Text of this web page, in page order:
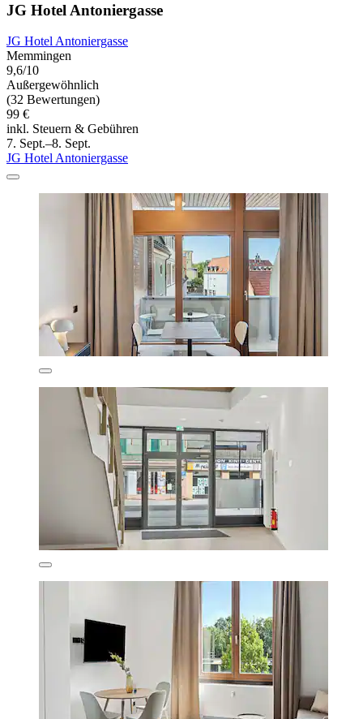
JG Hotel Antoniergasse
JG Hotel Antoniergasse
Memmingen
9,6/10
Außergewöhnlich
(32 Bewertungen)
99 €
inkl. Steuern & Gebühren
7. Sept.–8. Sept.
JG Hotel Antoniergasse